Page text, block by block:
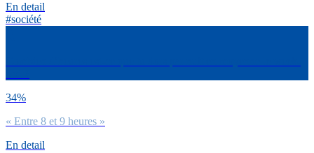
En detail
#société
34%
« Entre 8 et 9 heures »
En detail